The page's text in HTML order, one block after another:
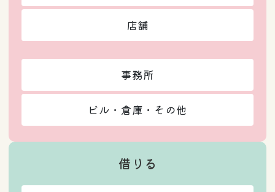
店舗
事務所
ビル・倉庫・その他
借りる